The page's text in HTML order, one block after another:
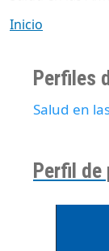
Inicio
Perfiles
Salud en
Perfil de